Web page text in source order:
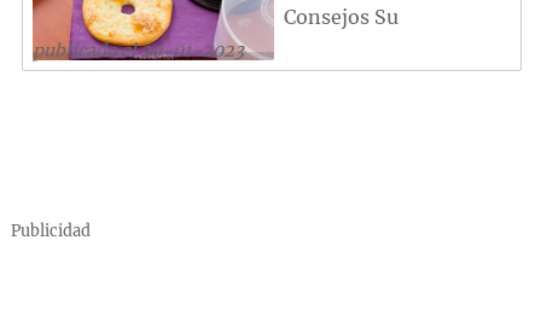
Consejos Su
publicado el 29-01-2023
Publicidad